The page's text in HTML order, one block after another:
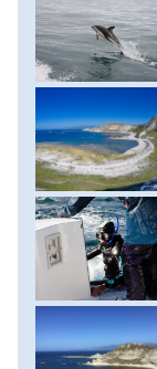
Egyedülálló,
távolságból, az
óceánban
nem szeretne
környék
a tengerparton
szállóban.